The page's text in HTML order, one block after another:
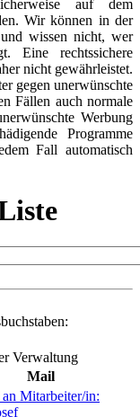
auf dem
Wir können in der
wissen nicht, wer
Eine rechtssichere
nicht gewährleistet.
gegen unerwünschte
Fällen auch normale
Werbung
Programme
Fall automatisch
Verwaltung
Mail